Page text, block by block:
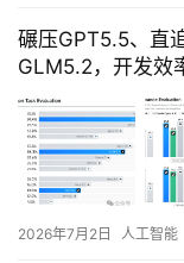
e
R
P
专
区
碾压GPT5.5、直
GLM5.2，开发效
2026年7月2日 人工智能